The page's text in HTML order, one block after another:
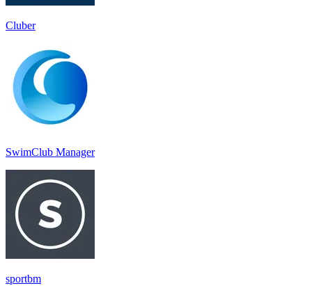
Cluber
SwimClub Manager
sportbm